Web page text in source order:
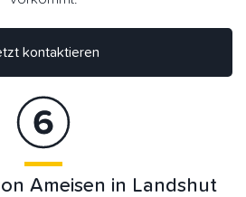
Jetzt kontaktieren
Ameisen in Landshut